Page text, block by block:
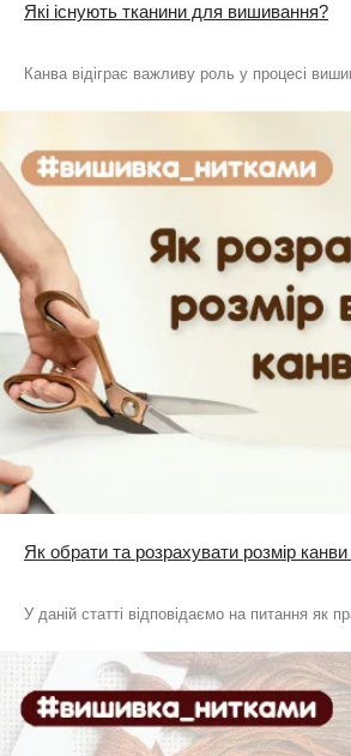
Які існують тканини для вишивання?
Канва відіграє важливу роль у процесі
Як обрати та розрахувати розмір
У даній статті відповідаємо на питання як